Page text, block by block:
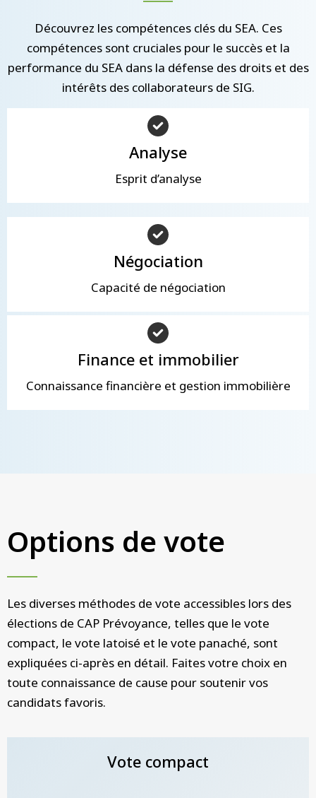
Découvrez les compétences clés du SEA. Ces
compétences sont cruciales pour le succès et la
performance du SEA dans la défense des droits et des
intérêts des collaborateurs de SIG.
Analyse
Esprit d’analyse
Négociation
Capacité de négociation
Finance et immobilier
Connaissance financière et gestion immobilière
Options de vote
Les diverses méthodes de vote accessibles lors des
élections de CAP Prévoyance, telles que le vote
compact, le vote latoisé et le vote panaché, sont
expliquées ci-après en détail. Faites votre choix en
toute connaissance de cause pour soutenir vos
candidats favoris.
Vote compact